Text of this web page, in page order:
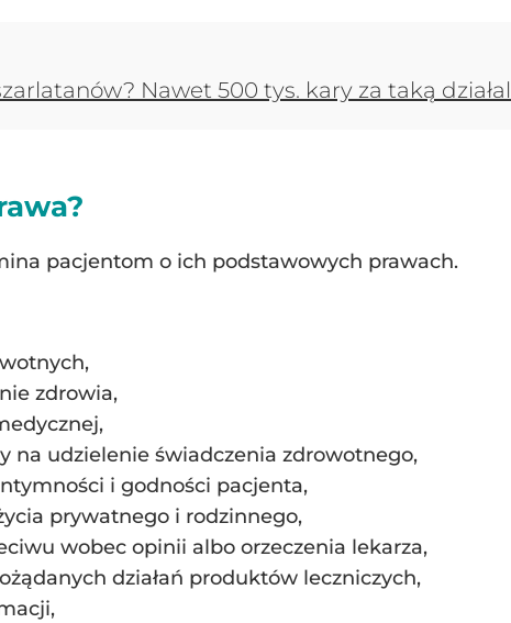
Nawet 500 tys. kary za taką
pacjentom o ich podstawowych prawach.
zdrowia,
na udzielenie świadczenia zdrowotnego,
i godności pacjenta,
prywatnego i rodzinnego,
wobec opinii albo orzeczenia lekarza,
działań produktów leczniczych,